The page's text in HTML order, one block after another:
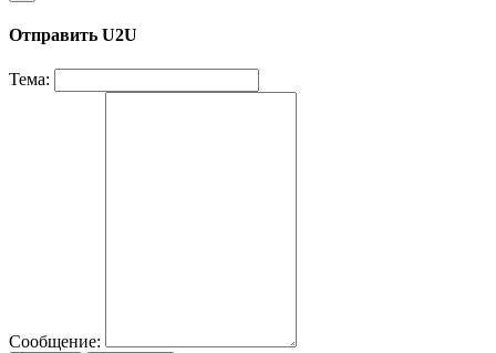
Отправить U2U
Тема:
Сообщение: